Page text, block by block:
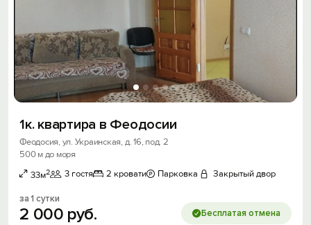
1к. квартира в Феодосии
Феодосия, ул. Украинская, д. 16, под. 2
500 м до моря
33м2 3 гостя 2 кровати Парковка Закрытый двор
за 1 сутки
2 000 руб. Бесплатая отмена